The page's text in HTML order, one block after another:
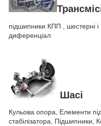
підшипники КПП , шестерні
диференціал
Шасі
Кульова опора, Елементи
стабілізатора, Підшипники,